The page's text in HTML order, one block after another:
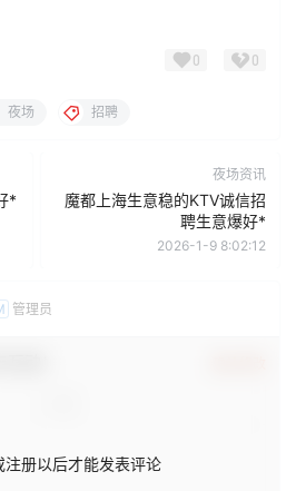
0 0
夜场 招聘
*
夜场资讯
魔都上海生意稳的KTV诚信招
聘生意爆好*
2026-1-9 8:02:12
管理员
注册以后才能发表评论